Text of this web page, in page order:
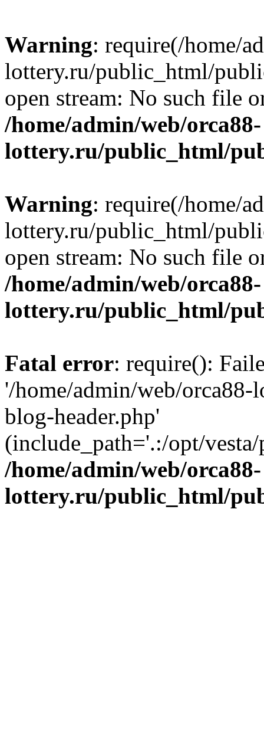
Warning: require(/home/
lottery.ru/public_html/
open stream: No such file
/home/admin/web/orca88-
lottery.ru/public_html/
Warning: require(/home/
lottery.ru/public_html/
open stream: No such file
/home/admin/web/orca88-
lottery.ru/public_html/
Fatal error: require():
'/home/admin/web/
blog-header.php'
(include_path='.:/opt/
/home/admin/web/orca88-
lottery.ru/public_html/